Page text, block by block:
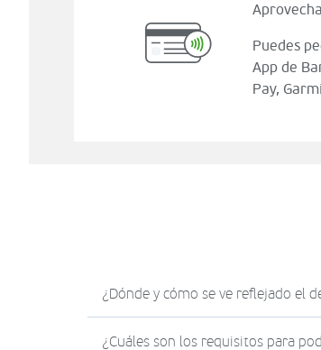
Puedes
App de
Pay,
¿Dónde y cómo se ve reflejado el
¿Cuáles son los requisitos para